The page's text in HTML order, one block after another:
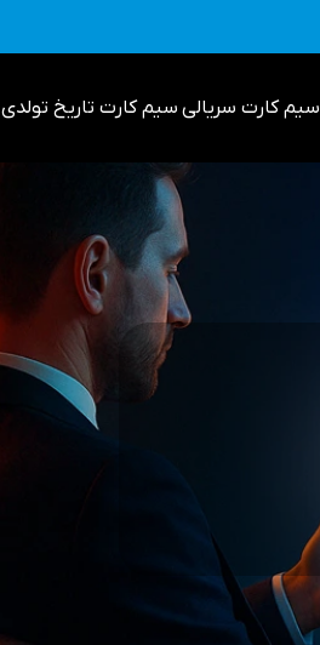
سیم کارت سریالی سیم کارت تاریخ تولدی